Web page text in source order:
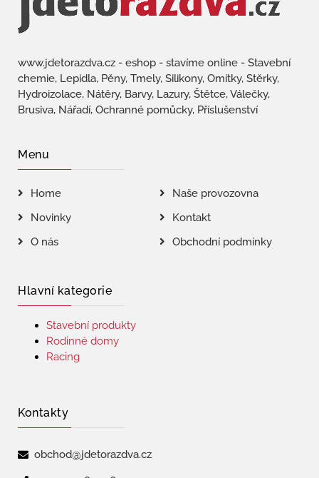
www.jdetorazdva.cz - eshop - stavíme online - Stavební
chemie, Lepidla, Pěny, Tmely, Silikony, Omítky, Stěrky,
Hydroizolace, Nátěry, Barvy, Lazury, Štětce, Válečky,
Brusiva, Nářadí, Ochranné pomůcky, Příslušenství
Menu
Home
Naše provozovna
Novinky
Kontakt
O nás
Obchodní podmínky
Hlavní kategorie
Stavební produkty
Rodinné domy
Racing
Kontakty
obchod@jdetorazdva.cz